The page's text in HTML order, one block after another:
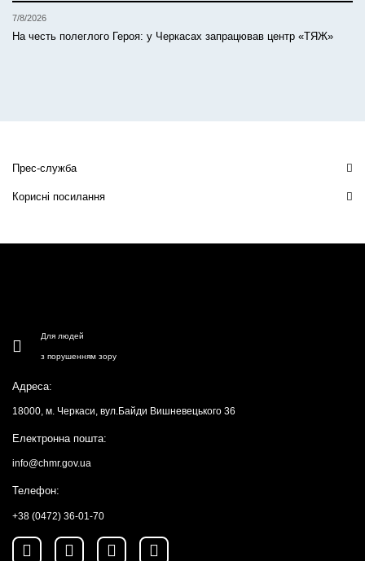
7/8/2026
На честь полеглого Героя: у Черкасах запрацював центр «ТЯЖ»
Прес-служба
Корисні посилання
Для людей
з порушенням зору
Адреса:
18000, м. Черкаси, вул.Байди Вишневецького 36
Електронна пошта:
info@chmr.gov.ua
Телефон:
+38 (0472) 36-01-70